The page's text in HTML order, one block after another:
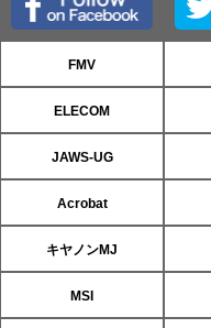
FMV
ELECOM
JAWS-UG
Acrobat
キヤノンMJ
MSI